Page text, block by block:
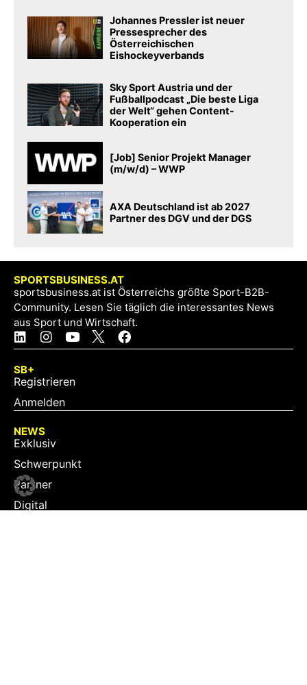
Johannes Pressler ist neuer
Pressesprecher des
Österreichischen
Eishockeyverbands
Sky Sport Austria und der
Fußballpodcast „Die beste Liga
der Welt“ gehen Content-
Kooperation ein
[Job] Senior Projekt Manager
(m/w/d) – WWP
AXA Deutschland ist ab 2027
Partner des DGV und der DGS
SPORTSBUSINESS.AT
sportsbusiness.at ist Österreichs größte Sport-B2B-
Community. Lesen Sie täglich die interessantes News
aus Sport und Wirtschaft.
SB+
Registrieren
Anmelden
NEWS
Exklusiv
Schwerpunkt
Partner
Digital